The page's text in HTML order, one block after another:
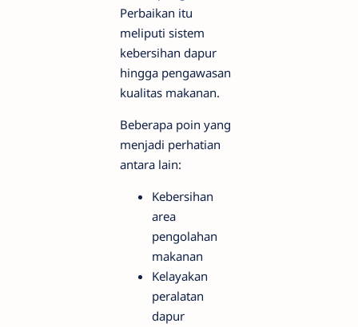
Perbaikan itu
meliputi sistem
kebersihan dapur
hingga pengawasan
kualitas makanan.
Beberapa poin yang
menjadi perhatian
antara lain:
Kebersihan
area
pengolahan
makanan
Kelayakan
peralatan
dapur